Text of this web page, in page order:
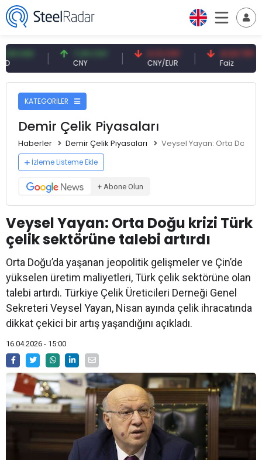
7,09 CNY
CNY
0,13 CNY
CNY/EUR
41,53 TRY
Faiz
KATEGORİLER
Demir Çelik Piyasaları
Haberler Demir Çelik Piyasaları Veysel Yayan: Orta Doğu
İzleme Listeme Ekle
+ Abone Olun
Veysel Yayan: Orta Doğu krizi Türk
çelik sektörüne talebi artırdı
Orta Doğu’da yaşanan jeopolitik gelişmeler ve Çin’de
yükselen üretim maliyetleri, Türk çelik sektörüne olan
talebi artırdı. Türkiye Çelik Üreticileri Derneği Genel
Sekreteri Veysel Yayan, Nisan ayında çelik ihracatında
dikkat çekici bir artış yaşandığını açıkladı.
16.04.2026 - 15:00